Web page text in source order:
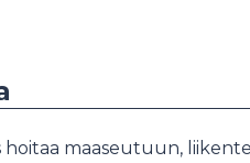
maaseutuun,